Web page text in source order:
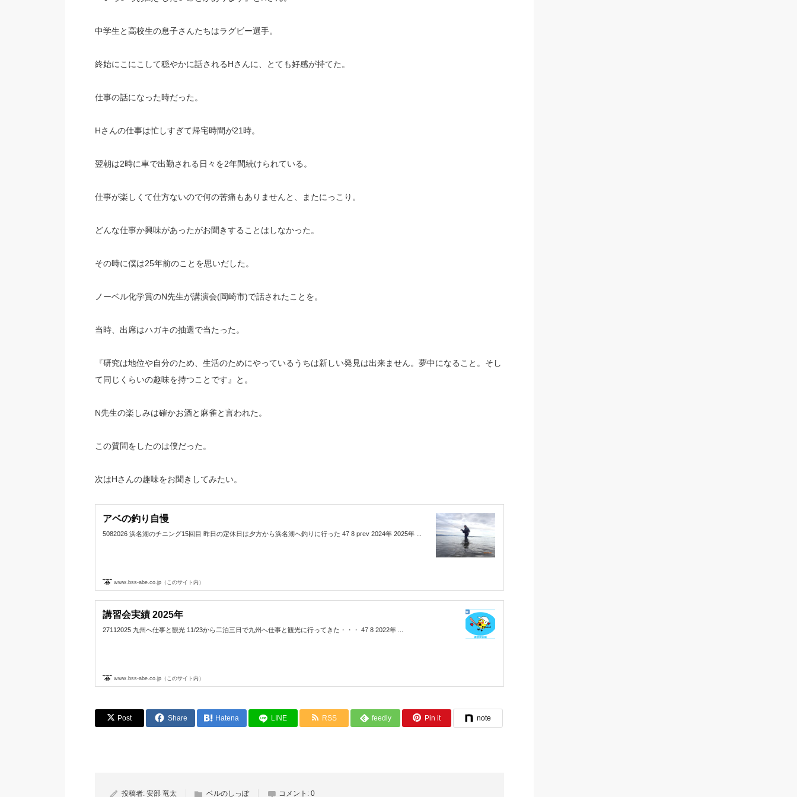
中学生と高校生の息子さんたちはラグビー選手。
終始にこにこして穏やかに話されるHさんに、とても好感が持てた。
仕事の話になった時だった。
Hさんの仕事は忙しすぎて帰宅時間が21時。
翌朝は2時に車で出勤される日々を2年間続けられている。
仕事が楽しくて仕方ないので何の苦痛もありませんと、またにっこり。
どんな仕事か興味があったがお聞きすることはしなかった。
その時に僕は25年前のことを思いだした。
ノーベル化学賞のN先生が講演会(岡崎市)で話されたことを。
当時、出席はハガキの抽選で当たった。
『研究は地位や自分のため、生活のためにやっているうちは新しい発見は出来ません。夢中になること。そし
て同じくらいの趣味を持つことです』と。
N先生の楽しみは確かお酒と麻雀と言われた。
この質問をしたのは僕だった。
次はHさんの趣味をお聞きしてみたい。
アベの釣り自慢
5082026 浜名湖のチニング15回目 昨日の定休日は夕方から浜名湖へ釣りに行った 47 8 prev 2024年 2025年 ...
www.bss-abe.co.jp（このサイト内）
講習会実績 2025年
27112025 九州へ仕事と観光 11/23から二泊三日で九州へ仕事と観光に行ってきた・・・ 47 8 2022年 ...
www.bss-abe.co.jp（このサイト内）
Post Share Hatena LINE RSS feedly Pin it note
投稿者: 安部 竜太 ベルのしっぽ コメント: 0